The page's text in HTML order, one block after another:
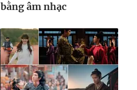
bằng âm nhạc